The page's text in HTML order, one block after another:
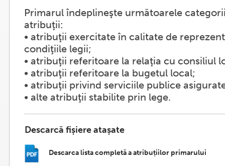
Primarul îndeplineşte următoarele
atribuţii:
• atribuţii exercitate în calitate de
condiţiile legii;
• atribuţii referitoare la relaţia cu consiliul
• atribuţii referitoare la bugetul local;
• atribuţii privind serviciile publice
• alte atribuţii stabilite prin lege.
Descarcă fișiere atașate
Descarca lista completă a atribuțiilor primarului